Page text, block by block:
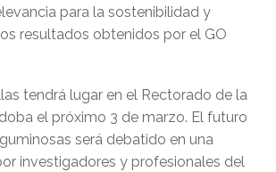
para la sostenibilidad y
resultados obtenidos por el GO
tendrá lugar en el Rectorado de la
el próximo 3 de marzo. El futuro
será debatido en una
investigadores y profesionales del